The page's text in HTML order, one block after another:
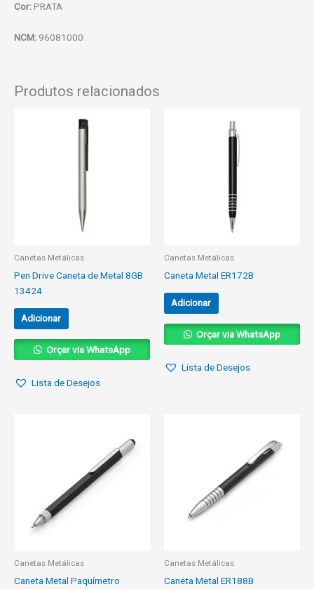
Cor:PRATA
NCM: 96081000
Produtos relacionados
Canetas Metálicas
Pen Drive Caneta de Metal 8GB
13424
Adicionar
Orçar via WhatsApp
Lista de Desejos
Canetas Metálicas
Caneta Metal ER172B
Adicionar
Orçar via WhatsApp
Lista de Desejos
Canetas Metálicas
Caneta Metal Paquímetro
Canetas Metálicas
Caneta Metal ER188B